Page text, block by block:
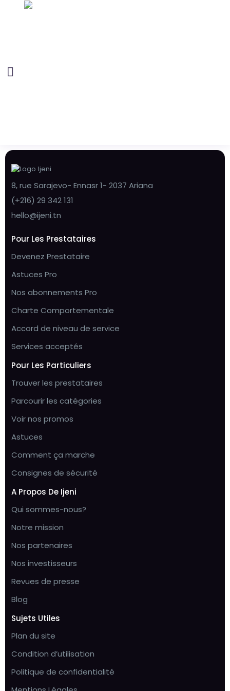
8, rue Sarajevo- Ennasr 1- 2037 Ariana
(+216) 29 342 131
hello@ijeni.tn
Pour Les Prestataires
Devenez Prestataire
Astuces Pro
Nos abonnements Pro
Charte Comportementale
Accord de niveau de service
Services acceptés
Pour Les Particuliers
Trouver les prestataires
Parcourir les catégories
Voir nos promos
Astuces
Comment ça marche
Consignes de sécurité
A Propos De Ijeni
Qui sommes-nous?
Notre mission
Nos partenaires
Nos investisseurs
Revues de presse
Blog
Sujets Utiles
Plan du site
Condition d’utilisation
Politique de confidentialité